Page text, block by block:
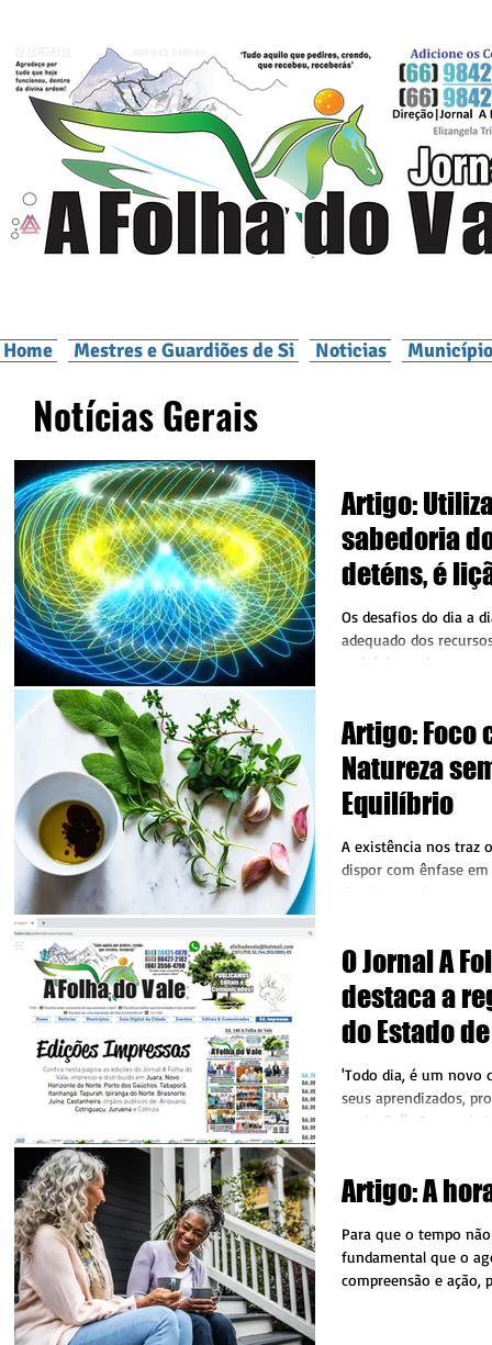
Home Mestres e Guardiões de Si Noticias
Notícias Gerais
Artigo:
sabedoria
deténs, é
sábias.
Os desafios do dia a
adequado dos
a vitória venha sem
Artigo: Foco
Natureza
Equilíbrio
A existência nos traz
dispor com ênfase
O Jornal A
destaca a
do Estado
desde
'Todo dia, é um novo
seus aprendizados,
evolução" . Em
profissionais e
jornal A Folha do
apenas constatam/
intermédio dos
Artigo: A
Para que o tempo
fundamental que o
compreensão e ação,